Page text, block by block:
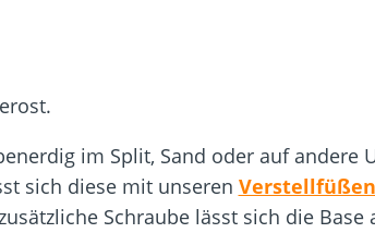
im Split, Sand oder auf andere
sich diese mit unseren
Schraube lässt sich die Base